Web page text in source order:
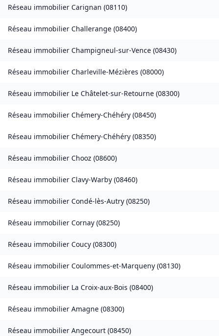
Réseau immobilier Carignan (08110)
Réseau immobilier Challerange (08400)
Réseau immobilier Champigneul-sur-Vence (08430)
Réseau immobilier Charleville-Mézières (08000)
Réseau immobilier Le Châtelet-sur-Retourne (08300)
Réseau immobilier Chémery-Chéhéry (08450)
Réseau immobilier Chémery-Chéhéry (08350)
Réseau immobilier Chooz (08600)
Réseau immobilier Clavy-Warby (08460)
Réseau immobilier Condé-lès-Autry (08250)
Réseau immobilier Cornay (08250)
Réseau immobilier Coucy (08300)
Réseau immobilier Coulommes-et-Marqueny (08130)
Réseau immobilier La Croix-aux-Bois (08400)
Réseau immobilier Amagne (08300)
Réseau immobilier Angecourt (08450)